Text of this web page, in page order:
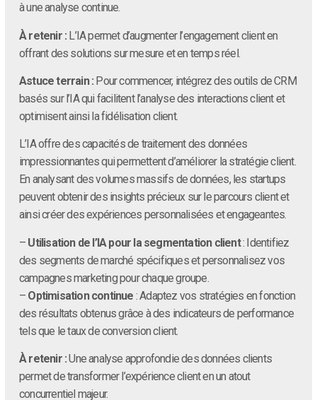
à une analyse continue.
À retenir : L’IA permet d’augmenter l’engagement client en
offrant des solutions sur mesure et en temps réel.
Astuce terrain : Pour commencer, intégrez des outils de CRM
basés sur l’IA qui facilitent l’analyse des interactions client et
optimisent ainsi la fidélisation client.
L’IA offre des capacités de traitement des données
impressionnantes qui permettent d’améliorer la stratégie client.
En analysant des volumes massifs de données, les startups
peuvent obtenir des insights précieux sur le parcours client et
ainsi créer des expériences personnalisées et engageantes.
– Utilisation de l’IA pour la segmentation client: Identifiez
des segments de marché spécifiques et personnalisez vos
campagnes marketing pour chaque groupe.
– Optimisation continue : Adaptez vos stratégies en fonction
des résultats obtenus grâce à des indicateurs de performance
tels que le taux de conversion client.
À retenir :Une analyse approfondie des données clients
permet de transformer l’expérience client en un atout
concurrentiel majeur.